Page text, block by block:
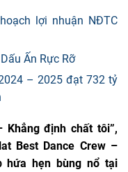
lợi nhuận NĐTC
Ấn Rực Rỡ
– 2025 đạt 732 tỷ
Khẳng định chất tôi”,
Best Dance Crew –
hứa hẹn bùng nổ tại